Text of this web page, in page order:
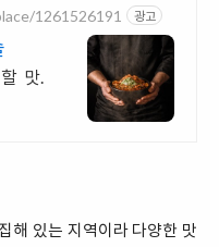
1261526191 광고
맛.
해 있는 지역이라 다양한 맛